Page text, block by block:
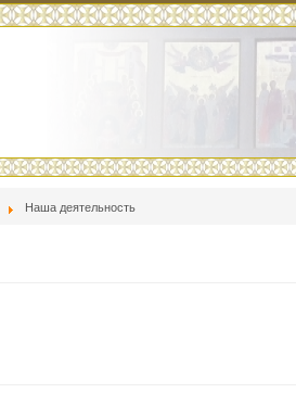
Наша деятельность